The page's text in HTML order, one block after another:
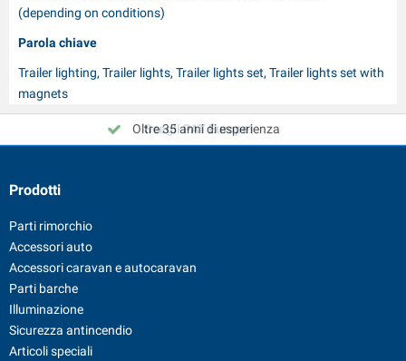
(depending on conditions)
Parola chiave
Trailer lighting, Trailer lights, Trailer lights set, Trailer lights set with
magnets
Scegli PAT Europe!
Oltre 35 anni di esperienza
Prodotti
Parti rimorchio
Accessori auto
Accessori caravan e autocaravan
Parti barche
Illuminazione
Sicurezza antincendio
Articoli speciali